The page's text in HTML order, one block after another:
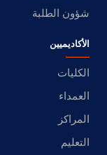
شؤون الطلبة
الأكاديميين
الكليات
العمداء
المراكز
التعليم